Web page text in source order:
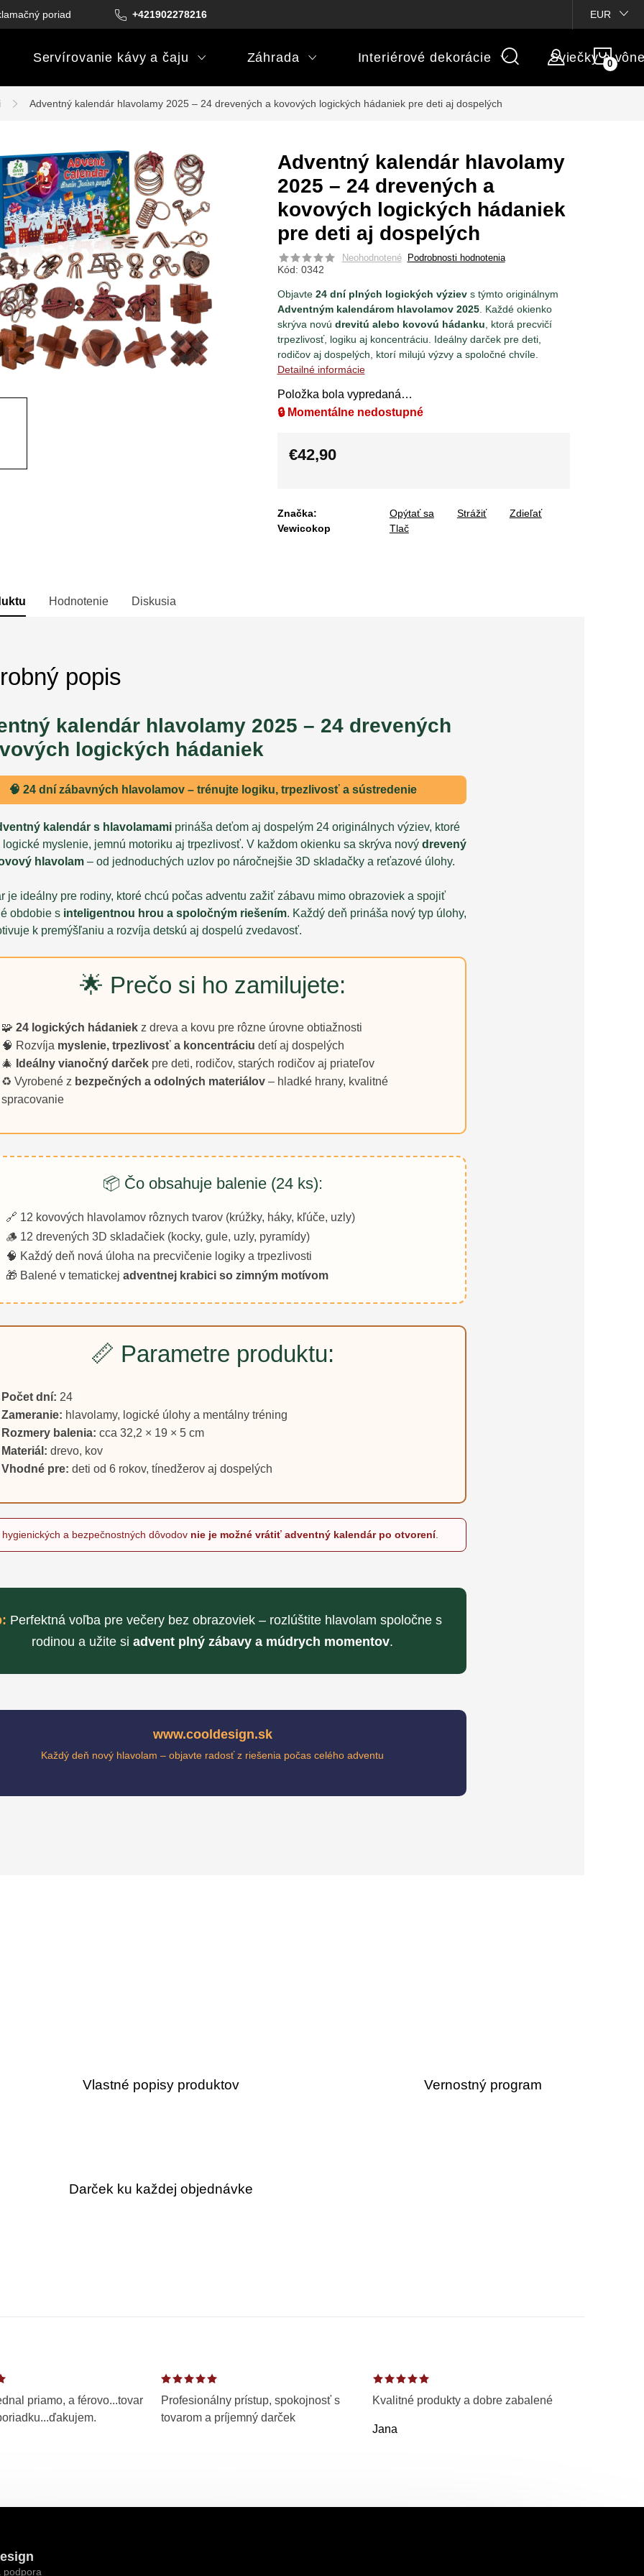
+421902278216
poriadok Podmienky darčekových poukazov Vlastné popisy produktov
EUR
Servírovanie kávy a čaju Záhrada Interiérové dekorácie Sviečky a
Adventný kalendár hlavolamy 2025 – 24 drevených a kovových logických hádaniek pre deti aj dospelých
Adventný kalendár hlavolamy
2025 – 24 drevených a
kovových logických hádaniek
pre deti aj dospelých
Neohodnotené Podrobnosti hodnotenia
Kód: 0342
Objavte 24 dní plných logických výzievs týmto originálnym
Adventným kalendárom hlavolamov 2025. Každé okienko
skrýva novú drevitú alebo kovovú hádanku , ktorá precvičí
trpezlivosť, logiku aj koncentráciu. Ideálny darček pre deti,
rodičov aj dospelých, ktorí milujú výzvy a spoločné chvíle.
Detailné informácie
Položka bola vypredaná…
🔒 Momentálne nedostupné
€42,90
Značka:
Vewicokop
Tlač
Opýtať sa Strážiť Zdieľať
Hodnotenie Diskusia
popis
kalendár hlavolamy 2025 – 24 drevených
logických hádaniek
🧠 24 dní zábavných hlavolamov – trénujte logiku, trpezlivosť a sústredenie
kalendár s hlavolamami prináša deťom aj dospelým 24 originálnych výziev, ktoré
logické myslenie, jemnú motoriku aj trpezlivosť. V každom okienku sa skrýva nový drevený
hlavolam – od jednoduchých uzlov po náročnejšie 3D skladačky a reťazové úlohy.
je ideálny pre rodiny, ktoré chcú počas adventu zažiť zábavu mimo obrazoviek a spojiť
obdobie s inteligentnou hrou a spoločným riešením. Každý deň prináša nový typ úlohy,
k premýšľaniu a rozvíja detskú aj dospelú zvedavosť.
🌟 Prečo si ho zamilujete:
🧩 24 logických hádaniek z dreva a kovu pre rôzne úrovne obtiažnosti
🧠 Rozvíja myslenie, trpezlivosť a koncentráciu detí aj dospelých
🎄 Ideálny vianočný darček pre deti, rodičov, starých rodičov aj priateľov
♻️ Vyrobené z bezpečných a odolných materiálov – hladké hrany, kvalitné
spracovanie
📦 Čo obsahuje balenie (24 ks):
🔗 12 kovových hlavolamov rôznych tvarov (krúžky, háky, kľúče, uzly)
🪵 12 drevených 3D skladačiek (kocky, gule, uzly, pyramídy)
🧠 Každý deň nová úloha na precvičenie logiky a trpezlivosti
🎁 Balené v tematickej adventnej krabici so zimným motívom
📏 Parametre produktu:
Počet dní: 24
Zameranie: hlavolamy, logické úlohy a mentálny tréning
Rozmery balenia: cca 32,2 × 19 × 5 cm
Materiál: drevo, kov
Vhodné pre: deti od 6 rokov, tínedžerov aj dospelých
hygienických a bezpečnostných dôvodov nie je možné vrátiť adventný kalendár po otvorení.
Perfektná voľba pre večery bez obrazoviek – rozlúštite hlavolam spoločne s
rodinou a užite si advent plný zábavy a múdrych momentov.
www.cooldesign.sk
Každý deň nový hlavolam – objavte radosť z riešenia počas celého adventu
Vlastné popisy produktov Vernostný program
Darček ku každej objednávke
priamo, a férovo...tovar
Profesionálny prístup, spokojnosť s
tovarom a príjemný darček
Kvalitné produkty a dobre zabalené
Jana